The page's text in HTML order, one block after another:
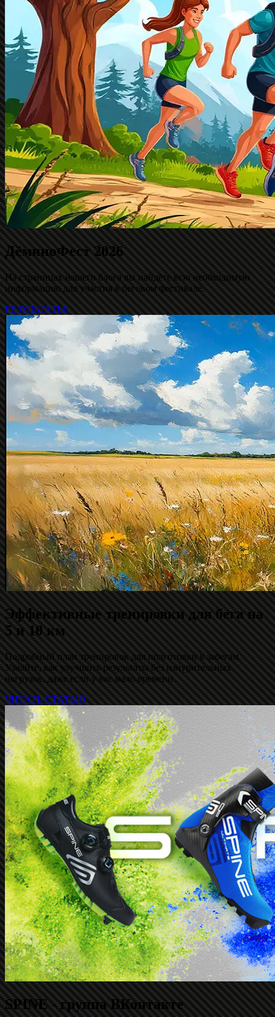
ДёминоФест 2026
На страницах нашего блога вы найдёте всю необходимую
информацию для участия в беговом фестивале.
РЕЗУЛЬТАТЫ!
Эффективные тренировки для бега на
5 и 10 км
Подробный план тренировок для подготовки к забегам.
Узнайте, как улучшить результаты без изнурительных
нагрузок, даже если у вас мало времени.
ЧИТАТЬ СТАТЬЮ
SPINE - группа ВКонтакте